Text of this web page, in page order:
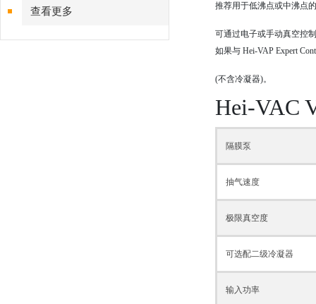
查看更多 推荐用于低沸点或中沸点
可通过电子或手动真空控
如果与 Hei-VAP Expert
(不含冷凝器)。
Hei-VAC
隔膜泵
抽气速度
极限真空度
可选配二级冷凝器
输入功率